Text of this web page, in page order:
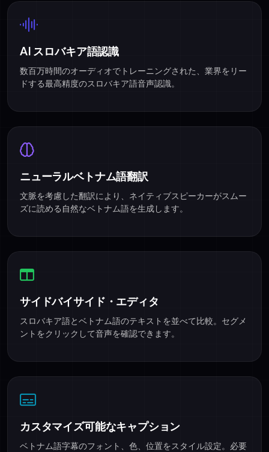
AI スロバキア語認識
数百万時間のオーディオでトレーニングされた、業界をリー
ドする最高精度のスロバキア語音声認識。
ニューラルベトナム語翻訳
文脈を考慮した翻訳により、ネイティブスピーカーがスムー
ズに読める自然なベトナム語を生成します。
サイドバイサイド・エディタ
スロバキア語とベトナム語のテキストを並べて比較。セグメ
ントをクリックして音声を確認できます。
カスタマイズ可能なキャプション
ベトナム語字幕のフォント、色、位置をスタイル設定。必要